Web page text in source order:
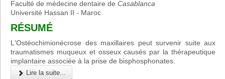
Faculté de médecine dentaire de Casablanca
Université Hassan II - Maroc
RÉSUMÉ
L'Ostéochimionécrose des maxillaires peut survenir suite aux
traumatismes muqueux et osseux causés par la thérapeutique
implantaire associée à la prise de bisphosphonates.
Lire la suite...